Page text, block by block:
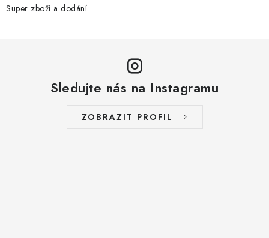
Super zboží a dodání
Sledujte nás na Instagramu
ZOBRAZIT PROFIL